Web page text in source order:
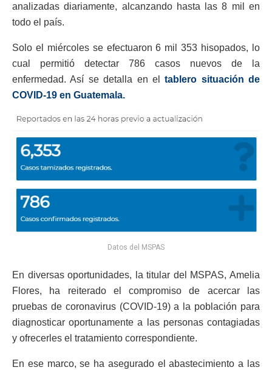
analizadas diariamente, alcanzando hasta las 8 mil en
todo el país.
Solo el miércoles se efectuaron 6 mil 353 hisopados, lo
cual permitió detectar 786 casos nuevos de la
enfermedad. Así se detalla en eltablero situación de
COVID-19 en Guatemala.
Datos del MSPAS
En diversas oportunidades, la titular del MSPAS, Amelia
Flores, ha reiterado el compromiso de acercar las
pruebas de coronavirus (COVID-19) a la población para
diagnosticar oportunamente a las personas contagiadas
y ofrecerles el tratamiento correspondiente.
En ese marco, se ha asegurado el abastecimiento a las